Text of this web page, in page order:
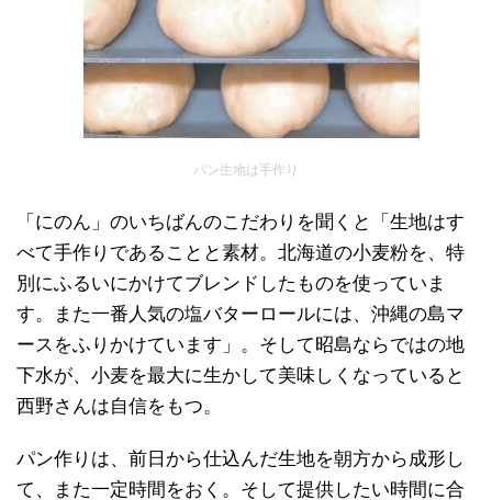
パン生地は手作り
「にのん」のいちばんのこだわりを聞くと「生地はす
べて手作りであることと素材。北海道の小麦粉を、特
別にふるいにかけてブレンドしたものを使っていま
す。また一番人気の塩バターロールには、沖縄の島マ
ースをふりかけています」。そして昭島ならではの地
下水が、小麦を最大に生かして美味しくなっていると
西野さんは自信をもつ。
パン作りは、前日から仕込んだ生地を朝方から成形し
て、また一定時間をおく。そして提供したい時間に合